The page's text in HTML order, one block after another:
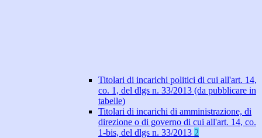
Titolari di incarichi politici di cui all'art. 14,
co. 1, del dlgs n. 33/2013 (da pubblicare in
tabelle)
Titolari di incarichi di amministrazione, di
direzione o di governo di cui all'art. 14, co.
1-bis, del dlgs n. 33/2013 2